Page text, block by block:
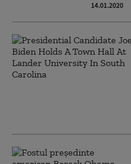
14.01.2020